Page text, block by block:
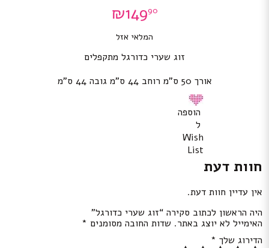
₪14990
המלאי אזל
זוג שערי כדורגל מתקפלים
אורך 50 ס”מ רוחב 44 ס”מ גובה 44 ס”מ
הוספה
ל
Wish
List
חוות דעת
אין עדיין חוות דעת.
היה הראשון לכתוב סקירה “זוג שערי כדורגל”
האימייל לא יוצג באתר. שדות החובה מסומנים *
הדירוג שלך *